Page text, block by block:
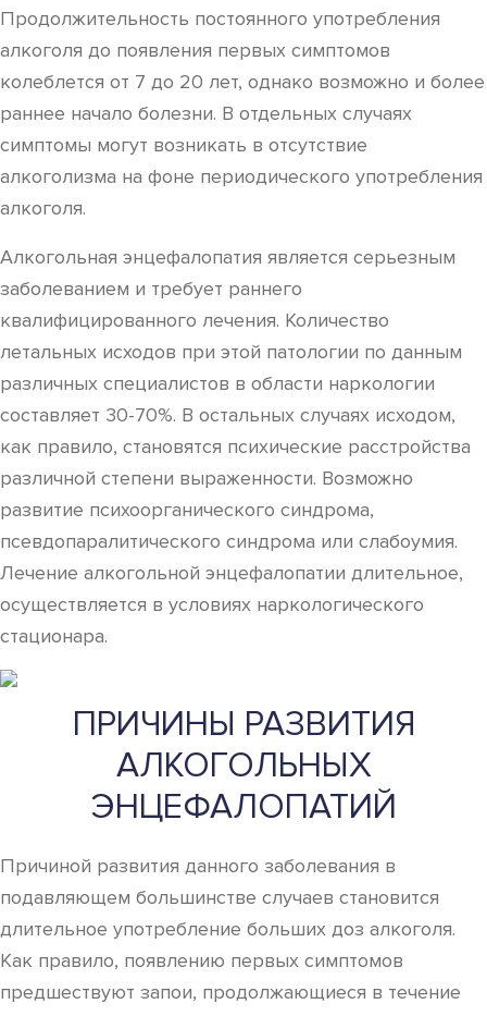
Продолжительность постоянного употребления
алкоголя до появления первых симптомов
колеблется от 7 до 20 лет, однако возможно и более
раннее начало болезни. В отдельных случаях
симптомы могут возникать в отсутствие
алкоголизма на фоне периодического употребления
алкоголя.
Алкогольная энцефалопатия является серьезным
заболеванием и требует раннего
квалифицированного лечения. Количество
летальных исходов при этой патологии по данным
различных специалистов в области наркологии
составляет 30-70%. В остальных случаях исходом,
как правило, становятся психические расстройства
различной степени выраженности. Возможно
развитие психоорганического синдрома,
псевдопаралитического синдрома или слабоумия.
Лечение алкогольной энцефалопатии длительное,
осуществляется в условиях наркологического
стационара.
ПРИЧИНЫ РАЗВИТИЯ
АЛКОГОЛЬНЫХ
ЭНЦЕФАЛОПАТИЙ
Причиной развития данного заболевания в
подавляющем большинстве случаев становится
длительное употребление больших доз алкоголя.
Как правило, появлению первых симптомов
предшествуют запои, продолжающиеся в течение